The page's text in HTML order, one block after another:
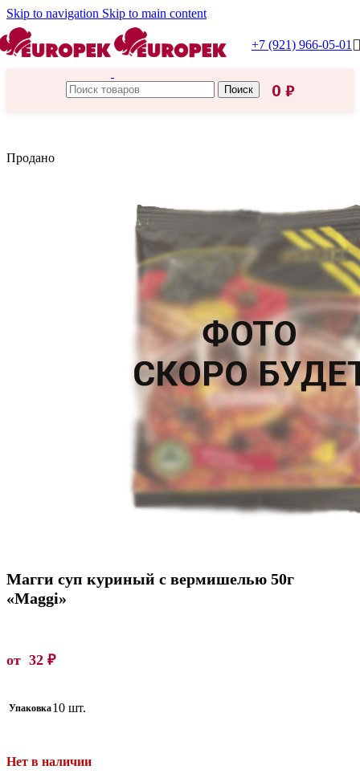
Skip to navigation Skip to main content
+7 (921) 966-05-01
Поиск 0 ₽
Продано
Магги суп куриный с вермишелью 50г
«Maggi»
от 32 ₽
Упаковка10 шт.
Нет в наличии